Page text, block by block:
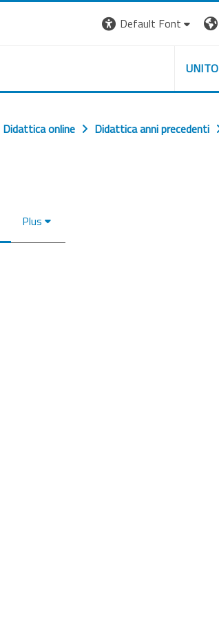
Default Font
UNITO
Didattica online Didattica anni precedenti
Plus